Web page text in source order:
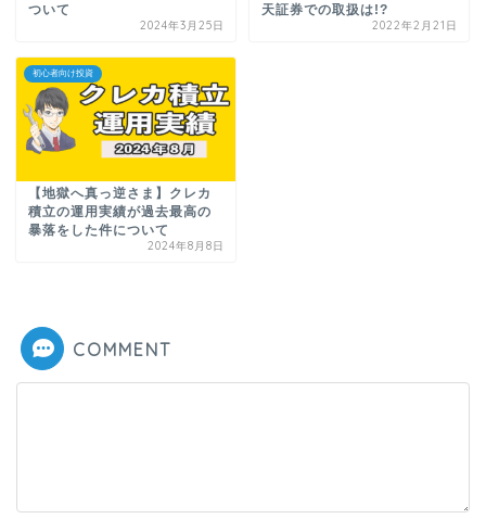
ついて
2024年3月25日
天証券での取扱は!?
2022年2月21日
初心者向け投資
【地獄へ真っ逆さま】クレカ
積立の運用実績が過去最高の
暴落をした件について
2024年8月8日
COMMENT